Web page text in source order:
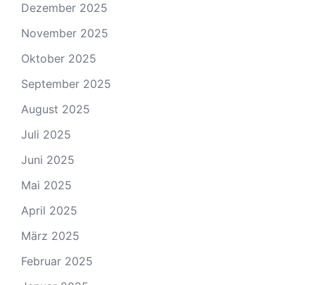
Dezember 2025
November 2025
Oktober 2025
September 2025
August 2025
Juli 2025
Juni 2025
Mai 2025
April 2025
März 2025
Februar 2025